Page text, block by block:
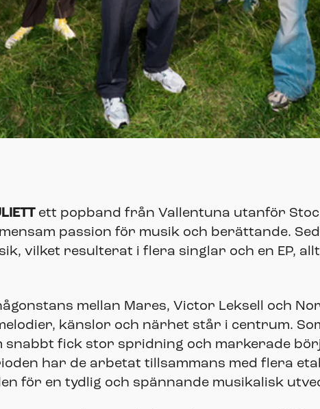
ett popband från Vallentuna utanför
passion för musik och berättande.
vilket resulterat i flera singlar och en EP,
mellan Mares, Victor Leksell och
känslor och närhet står i centrum.
snabbt fick stor spridning och markerade
har de arbetat tillsammans med flera
för en tydlig och spännande musikalisk